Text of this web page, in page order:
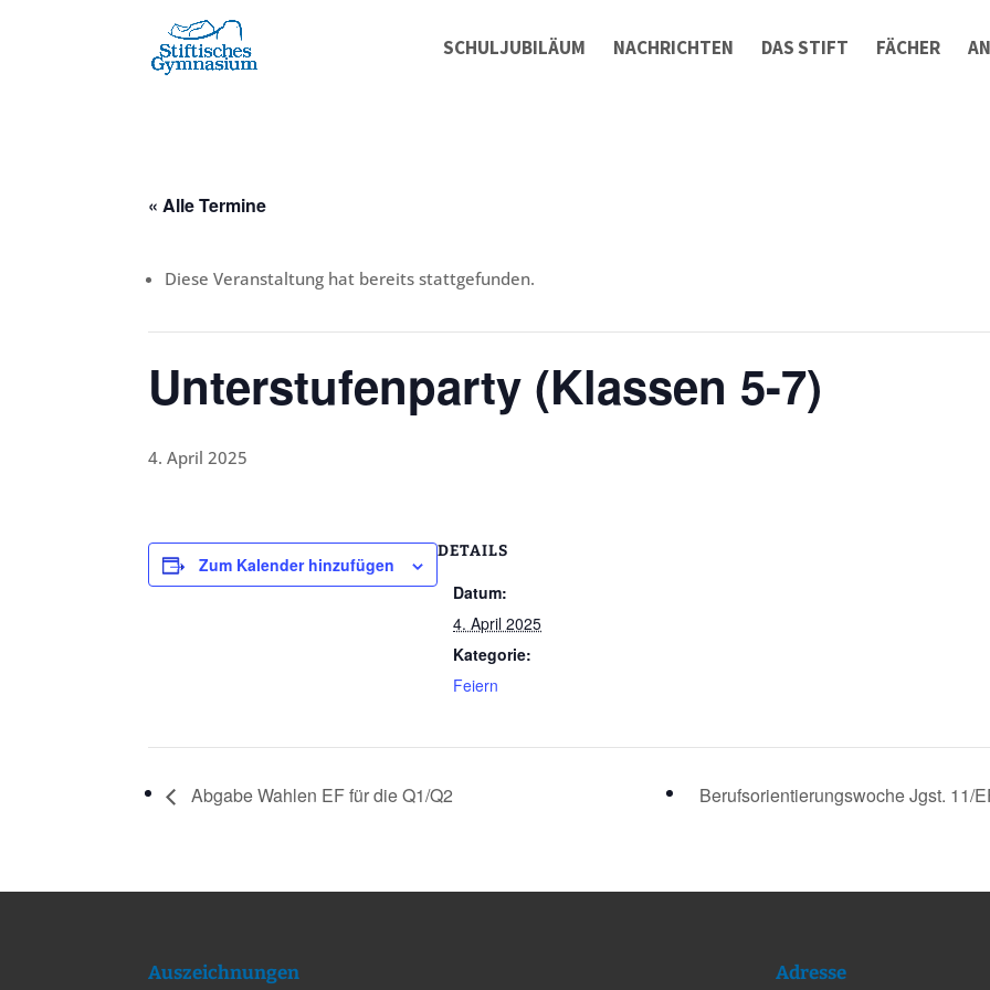
SCHULJUBILÄUM NACHRICHTEN DAS STIFT FÄCHER
« Alle Termine
Diese Veranstaltung hat bereits stattgefunden.
Unterstufenparty (Klassen 5-7)
4. April 2025
Zum Kalender hinzufügen
DETAILS
Datum:
4. April 2025
Kategorie:
Feiern
Abgabe Wahlen EF für die Q1/Q2 Berufsorientierungswoche Jgst. 11/
Auszeichnungen Adresse